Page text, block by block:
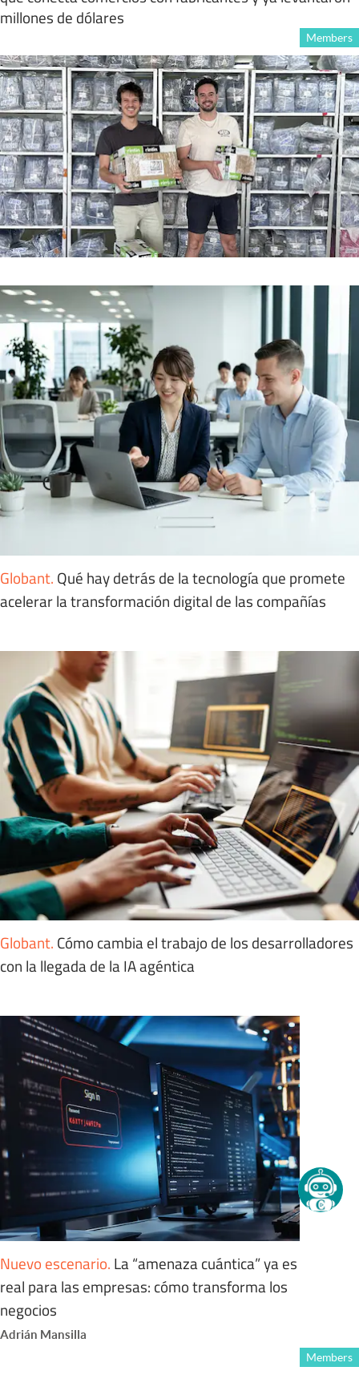
millones de dólares
Members
Globant. Qué hay detrás de la tecnología que promete
acelerar la transformación digital de las compañías
Globant. Cómo cambia el trabajo de los desarrolladores
con la llegada de la IA agéntica
Nuevo escenario. La “amenaza cuántica” ya es
real para las empresas: cómo transforma los
negocios
Adrián Mansilla
Members